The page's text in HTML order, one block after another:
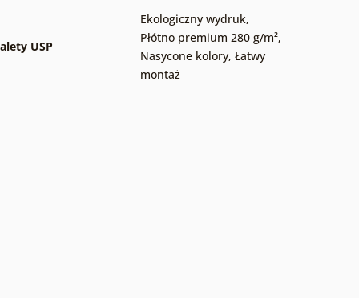
USP
Ekologiczny wydruk,
Płótno premium 280 g/m²,
Nasycone kolory, Łatwy
montaż